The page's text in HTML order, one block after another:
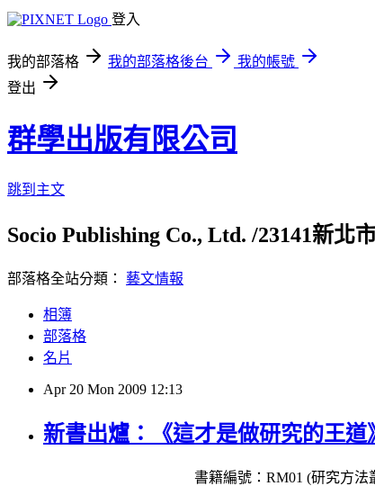
登入
我的部落格 我的部落格後台
我的帳號
登出
群學出版有限公司
跳到主文
Socio Publishing Co., Ltd. /23141新北
部落格全站分類： 藝文情報
相簿
部落格
名片
Apr 20 Mon 2009 12:13
新書出爐：《這才是做研究的王道
書籍編號：RM01 (研究方法